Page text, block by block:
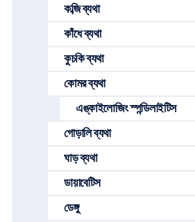
কব্জি ব্যথা
কাঁধে ব্যথা
কুচকি ব্যথা
কোমর ব্যথা
এঙ্কাইলোজিং স্পন্ডিলাইটিস
গোড়ালি ব্যথা
ঘাড় ব্যথা
ডায়াবেটিস
ডেঙ্গু